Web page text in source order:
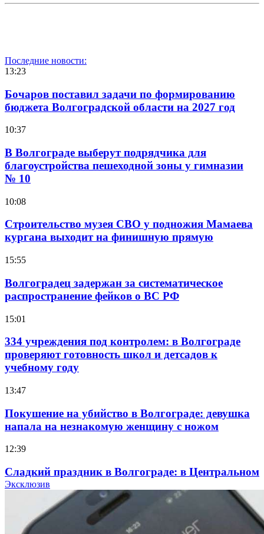
Последние новости:
13:23
Бочаров поставил задачи по формированию
бюджета Волгоградской области на 2027 год
10:37
В Волгограде выберут подрядчика для
благоустройства пешеходной зоны у гимназии
№ 10
10:08
Строительство музея СВО у подножия Мамаева
кургана выходит на финишную прямую
15:55
Волгоградец задержан за систематическое
распространение фейков о ВС РФ
15:01
334 учреждения под контролем: в Волгограде
проверяют готовность школ и детсадов к
учебному году
13:47
Покушение на убийство в Волгограде: девушка
напала на незнакомую женщину с ножом
12:39
Сладкий праздник в Волгограде: в Центральном
парке прошёл фестиваль „Арбузный переполох“
Волгоградские компании нарастили экспорт:
Эксклюзив